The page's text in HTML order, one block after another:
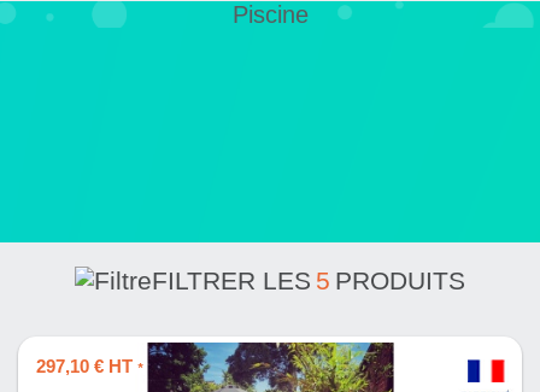
Piscine
FILTRER LES 5 PRODUITS
297,10 € HT *